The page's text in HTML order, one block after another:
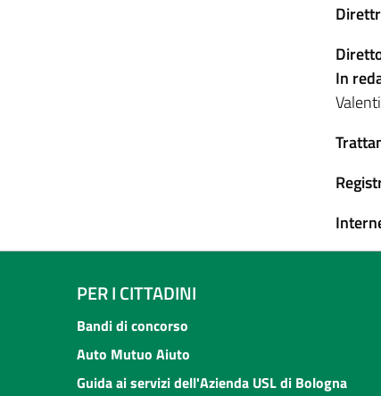
In
PER I CITTADINI
Bandi di concorso
Auto Mutuo Aiuto
Guida ai servizi dell'Azienda USL di Bologna